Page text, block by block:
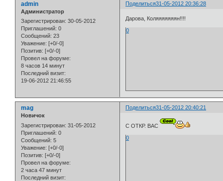
Поделиться31-05-2012 20:36:28
admin
Администратор
Зарегистрирован: 30-05-2012
Приглашений: 0
Сообщений: 23
Уважение: [+0/-0]
Позитив: [+0/-0]
Провел на форуме:
8 часов 14 минут
Последний визит:
19-06-2012 21:46:55
Дарова, Коляяяяяяян!!!!
0
Поделиться31-05-2012 20:40:21
mag
Новичок
Зарегистрирован: 31-05-2012
Приглашений: 0
Сообщений: 5
Уважение: [+0/-0]
Позитив: [+0/-0]
Провел на форуме:
2 часа 47 минут
Последний визит:
С ОТКР. ВАС
0